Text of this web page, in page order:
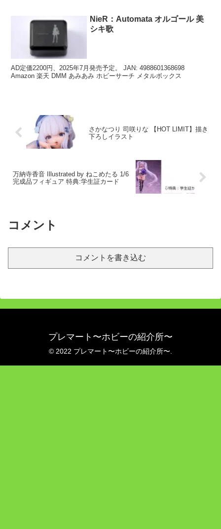
NieR：Automata オルゴール 美
シキ歌
AD定価2200円、2025年7月発売予定。 JAN: 4988601368698
Amazon 楽天 DMM あみあみ ホビーサーチ メタルボックス
さかなつり 司咲りな 【HOT LIMIT】描き
下ろしイラスト
万納寺香音 Illustrated by ねこめたる 1/6
完成品フィギュア 特典:学生証カード
コメント
コメントを書き込む
プレマート〜ホビーの紹介所〜
© 2022 プレマート〜ホビーの紹介所〜.